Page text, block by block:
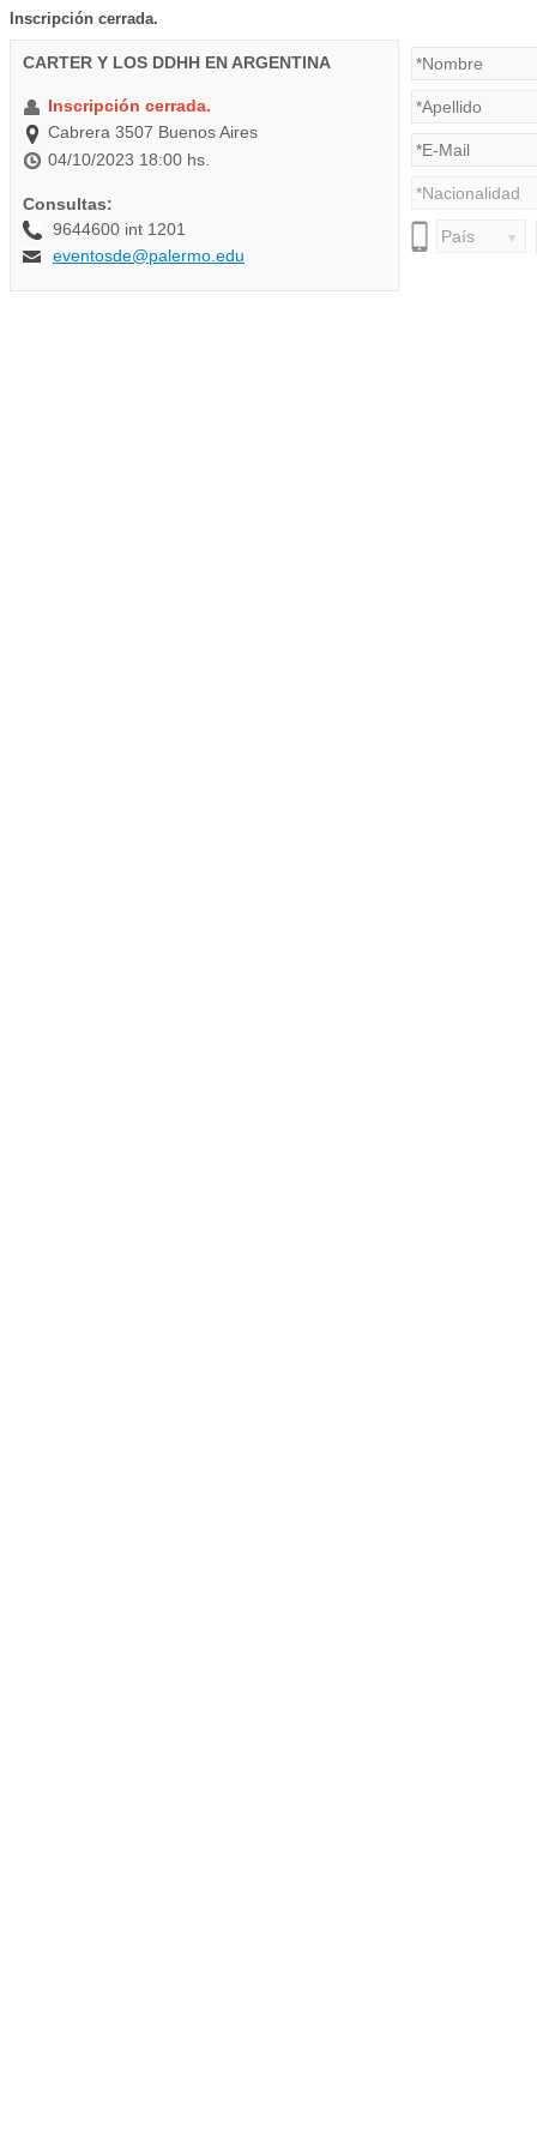
Inscripción cerrada.
CARTER Y LOS DDHH EN ARGENTINA
Inscripción cerrada.
Cabrera 3507 Buenos Aires
04/10/2023 18:00 hs.
Consultas:
9644600 int 1201
eventosde@palermo.edu